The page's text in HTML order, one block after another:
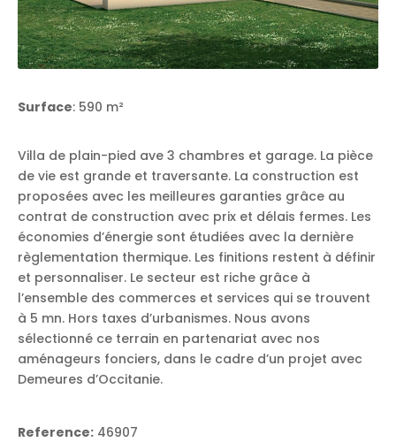
Surface: 590 m²
Villa de plain-pied ave 3 chambres et garage. La pièce
de vie est grande et traversante. La construction est
proposées avec les meilleures garanties grâce au
contrat de construction avec prix et délais fermes. Les
économies d’énergie sont étudiées avec la dernière
règlementation thermique. Les finitions restent à définir
et personnaliser. Le secteur est riche grâce à
l’ensemble des commerces et services qui se trouvent
à 5 mn. Hors taxes d’urbanismes. Nous avons
sélectionné ce terrain en partenariat avec nos
aménageurs fonciers, dans le cadre d’un projet avec
Demeures d’Occitanie.
Reference: 46907